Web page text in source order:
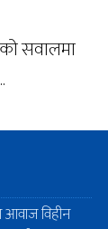
सवालमा
आवाज विहीन